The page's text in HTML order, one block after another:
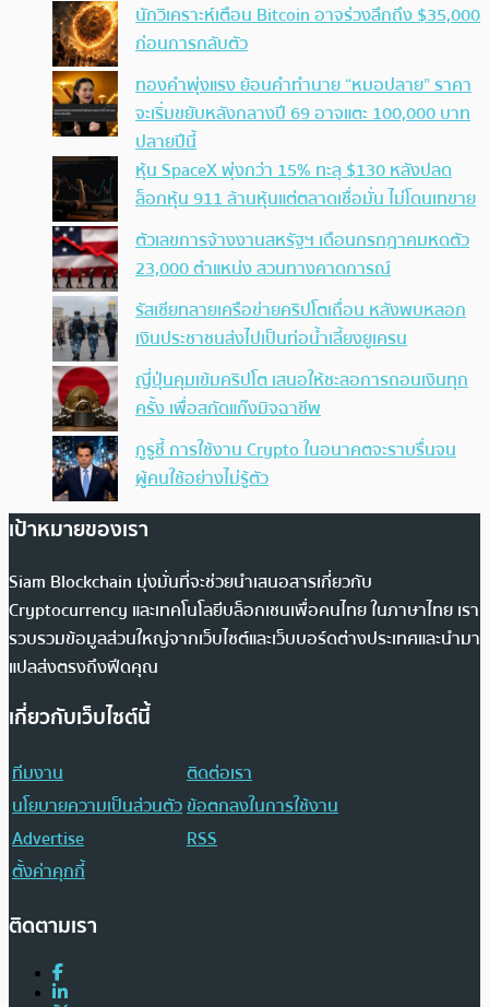
นักวิเคราะห์เตือน Bitcoin อาจร่วงลึกถึง $35,000
ก่อนการกลับตัว
ทองคำพุ่งแรง ย้อนคำทำนาย “หมอปลาย” ราคา
จะเริ่มขยับหลังกลางปี 69 อาจแตะ 100,000 บาท
ปลายปีนี้
หุ้น SpaceX พุ่งกว่า 15% ทะลุ $130 หลังปลด
ล็อกหุ้น 911 ล้านหุ้นแต่ตลาดเชื่อมั่น ไม่โดนเทขาย
ตัวเลขการจ้างงานสหรัฐฯ เดือนกรกฎาคมหดตัว
23,000 ตำแหน่ง สวนทางคาดการณ์
รัสเซียทลายเครือข่ายคริปโตเถื่อน หลังพบหลอก
เงินประชาชนส่งไปเป็นท่อน้ำเลี้ยงยูเครน
ญี่ปุ่นคุมเข้มคริปโต เสนอให้ชะลอการถอนเงินทุก
ครั้ง เพื่อสกัดแก๊งมิจฉาชีพ
กูรูชี้ การใช้งาน Crypto ในอนาคตจะราบรื่นจน
ผู้คนใช้อย่างไม่รู้ตัว
เป้าหมายของเรา
Siam Blockchain มุ่งมั่นที่จะช่วยนำเสนอสารเกี่ยวกับ
Cryptocurrency และเทคโนโลยีบล็อกเชนเพื่อคนไทย ในภาษาไทย เรา
รวบรวมข้อมูลส่วนใหญ่จากเว็บไซต์และเว็บบอร์ดต่างประเทศและนำมา
แปลส่งตรงถึงฟีดคุณ
เกี่ยวกับเว็บไซต์นี้
ทีมงาน
ติดต่อเรา
นโยบายความเป็นส่วนตัวข้อตกลงในการใช้งาน
Advertise
RSS
ตั้งค่าคุกกี้
ติดตามเรา